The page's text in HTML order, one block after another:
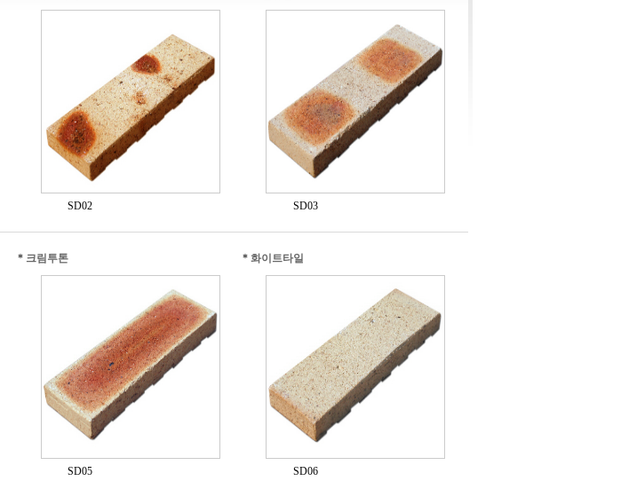
SD02 SD03
* 크림투톤
SD05
* 화이트타일
SD06